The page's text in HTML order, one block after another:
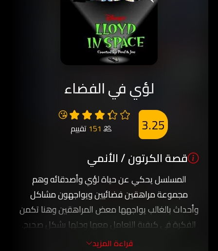
لؤي في الفضاء
😘
151 تقييم 3.25
قصة الكرتون / الأنمي
المسلسل يحكي عن حياة لؤي وأصدقائه وهم
مجموعة مراهقين فضائيين ويواجهون مشاكل
وأحداث بالغالب يواجهها معض المراهقين وهنا تكمن
الفكرة في كيفية التعامل معها وحلها بشكل صحيح.
اصدقاء لؤي مختلفون وهم غدي البشري وهو ابن
قراءة المزيد